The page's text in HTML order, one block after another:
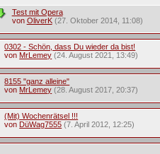
Test mit Opera
von OliverK (27. Oktober 2014, 11:08)
0302 - Schön, dass Du wieder da bist!
von MrLemey (24. August 2021, 13:49)
8155 "ganz alleine"
von MrLemey (28. August 2017, 20:37)
(Mit) Wochenrätsel !!!
von DüWag7555 (7. April 2012, 12:25)